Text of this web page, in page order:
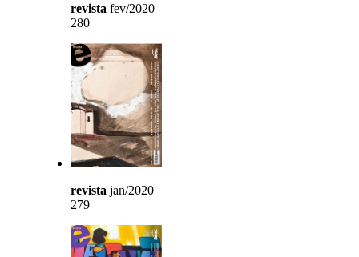
revista fev/2020
280
revista jan/2020
279